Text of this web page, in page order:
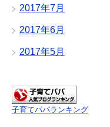
2017年7月
2017年6月
2017年5月
子育てパパランキング